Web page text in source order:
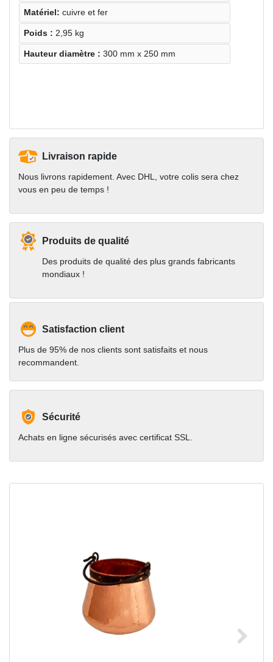
Matériel: cuivre et fer
Poids : 2,95 kg
Hauteur diamètre : 300 mm x 250 mm
Livraison rapide
Nous livrons rapidement. Avec DHL, votre colis sera chez
vous en peu de temps !
Produits de qualité
Des produits de qualité des plus grands fabricants
mondiaux !
Satisfaction client
Plus de 95% de nos clients sont satisfaits et nous
recommandent.
Sécurité
Achats en ligne sécurisés avec certificat SSL.